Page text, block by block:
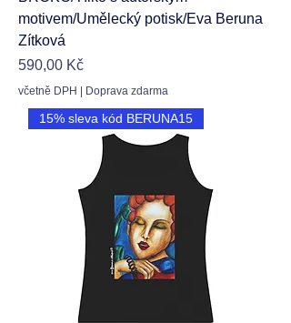
motivem/Umělecký potisk/Eva Beruna
Zítková
Cena
590,00 Kč
včetně DPH Doprava zdarma
15% sleva kód BERUNA15